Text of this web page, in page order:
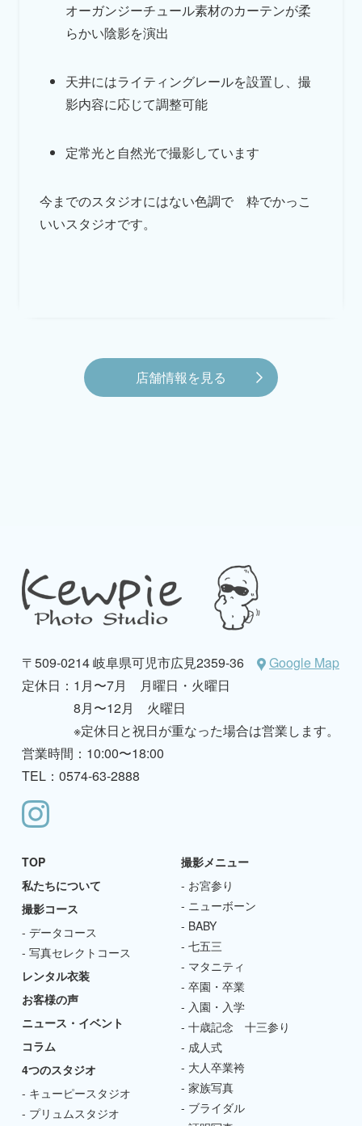
オーガンジーチュール素材のカーテンが柔
らかい陰影を演出
天井にはライティングレールを設置し、撮
影内容に応じて調整可能
定常光と自然光で撮影しています
今までのスタジオにはない色調で 粋でかっこ
いいスタジオです。
店舗情報を見る
〒509-0214 岐阜県可児市広見2359-36
Google Map
定休日： 1月〜7月 月曜日・火曜日
8月〜12月 火曜日
※定休日と祝日が重なった場合は営業します。
営業時間：10:00〜18:00
TEL：0574-63-2888
TOP
私たちについて
撮影コース
データコース
写真セレクトコース
レンタル衣装
お客様の声
ニュース・イベント
コラム
4つのスタジオ
キューピースタジオ
プリュムスタジオ
撮影メニュー
お宮参り
ニューボーン
BABY
七五三
マタニティ
卒園・卒業
入園・入学
十歳記念 十三参り
成人式
大人卒業袴
家族写真
ブライダル